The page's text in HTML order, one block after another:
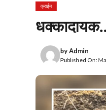
क्राईम
byAdmin
Published On: